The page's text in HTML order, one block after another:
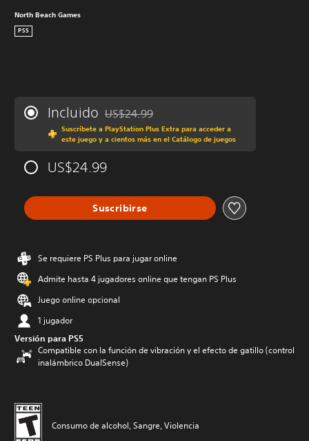
North Beach Games
PS5
Incluido Rebajado del precio original de US$24.99
US$24.99
Suscríbete a PlayStation Plus Extra para acceder a
este juego y a cientos más en el Catálogo de juegos
US$24.99
Suscribirse
Se requiere PS Plus para jugar online
Admite hasta 4 jugadores online que tengan PS Plus
Juego online opcional
1 jugador
Versión para PS5
Compatible con la función de vibración y el efecto de gatillo (control
inalámbrico DualSense)
Consumo de alcohol, Sangre, Violencia